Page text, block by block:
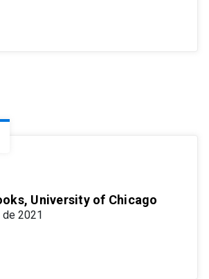
University of Chicago
2021